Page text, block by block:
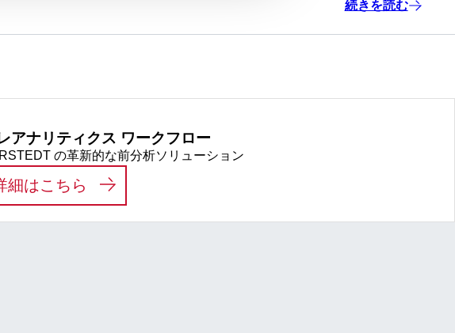
続きを読む
アナリティクス ワークフロー
の革新的な前分析ソリューション
細はこちら プレアナリティクス ワークフロー